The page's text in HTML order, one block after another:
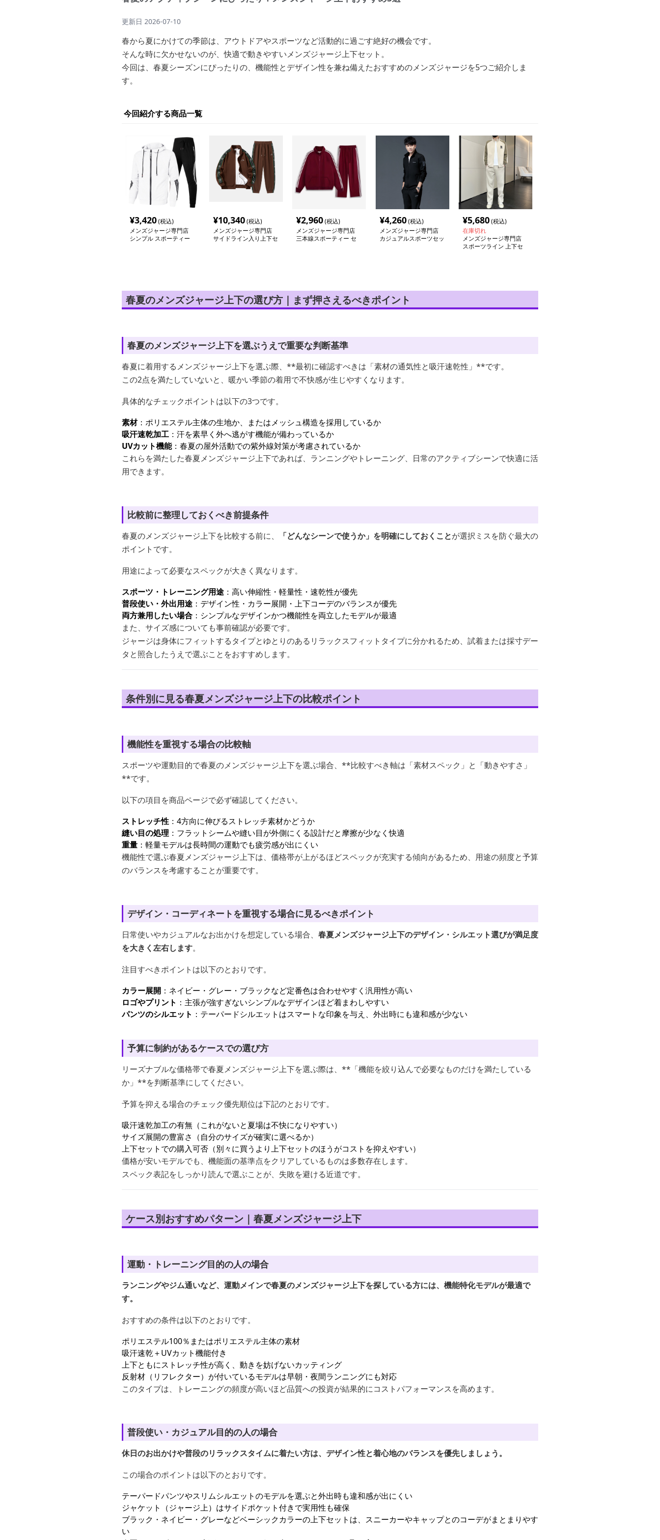
更新日 2026-07-10
春から夏にかけての季節は、アウトドアやスポーツなど活動的に過ごす絶好の機会です。
そんな時に欠かせないのが、快適で動きやすいメンズジャージ上下セット。
今回は、春夏シーズンにぴったりの、機能性とデザイン性を兼ね備えたおすすめのメンズジャージを5つご紹介しま
す。
今回紹介する商品一覧
¥3,420(税込)
メンズジャージ専門店
シンプル スポーティー
¥10,340(税込)
メンズジャージ専門店
サイドライン入り上下セ
¥2,960(税込)
メンズジャージ専門店
三本線スポーティー セ
¥4,260(税込)
メンズジャージ専門店
カジュアルスポーツセッ
¥5,680(税込)
在庫切れ
メンズジャージ専門店
スポーツライン 上下セ
春夏のメンズジャージ上下の選び方｜まず押さえるべきポイント
春夏のメンズジャージ上下を選ぶうえで重要な判断基準
春夏に着用するメンズジャージ上下を選ぶ際、**最初に確認すべきは「素材の通気性と吸汗速乾性」**です。
この2点を満たしていないと、暖かい季節の着用で不快感が生じやすくなります。
具体的なチェックポイントは以下の3つです。
素材：ポリエステル主体の生地か、またはメッシュ構造を採用しているか
吸汗速乾加工 ：汗を素早く外へ逃がす機能が備わっているか
UVカット機能：春夏の屋外活動での紫外線対策が考慮されているか
これらを満たした春夏メンズジャージ上下であれば、ランニングやトレーニング、日常のアクティブシーンで快適に活
用できます。
比較前に整理しておくべき前提条件
春夏のメンズジャージ上下を比較する前に、 「どんなシーンで使うか」を明確にしておくことが選択ミスを防ぐ最大の
ポイントです。
用途によって必要なスペックが大きく異なります。
スポーツ・トレーニング用途 ：高い伸縮性・軽量性・速乾性が優先
普段使い・外出用途 ：デザイン性・カラー展開・上下コーデのバランスが優先
両方兼用したい場合 ：シンプルなデザインかつ機能性を両立したモデルが最適
また、サイズ感についても事前確認が必要です。
ジャージは身体にフィットするタイプとゆとりのあるリラックスフィットタイプに分かれるため、試着または採寸デー
タと照合したうえで選ぶことをおすすめします。
条件別に見る春夏メンズジャージ上下の比較ポイント
機能性を重視する場合の比較軸
スポーツや運動目的で春夏のメンズジャージ上下を選ぶ場合、**比較すべき軸は「素材スペック」と「動きやすさ」
**です。
以下の項目を商品ページで必ず確認してください。
ストレッチ性 ：4方向に伸びるストレッチ素材かどうか
縫い目の処理 ：フラットシームや縫い目が外側にくる設計だと摩擦が少なく快適
重量 ：軽量モデルは長時間の運動でも疲労感が出にくい
機能性で選ぶ春夏メンズジャージ上下は、価格帯が上がるほどスペックが充実する傾向があるため、用途の頻度と予算
のバランスを考慮することが重要です。
デザイン・コーディネートを重視する場合に見るべきポイント
日常使いやカジュアルなお出かけを想定している場合、 春夏メンズジャージ上下のデザイン・シルエット選びが満足度
を大きく左右します。
注目すべきポイントは以下のとおりです。
カラー展開 ：ネイビー・グレー・ブラックなど定番色は合わせやすく汎用性が高い
ロゴやプリント ：主張が強すぎないシンプルなデザインほど着まわしやすい
パンツのシルエット ：テーパードシルエットはスマートな印象を与え、外出時にも違和感が少ない
予算に制約があるケースでの選び方
リーズナブルな価格帯で春夏メンズジャージ上下を選ぶ際は、**「機能を絞り込んで必要なものだけを満たしている
か」**を判断基準にしてください。
予算を抑える場合のチェック優先順位は下記のとおりです。
吸汗速乾加工の有無（これがないと夏場は不快になりやすい）
サイズ展開の豊富さ（自分のサイズが確実に選べるか）
上下セットでの購入可否（別々に買うより上下セットのほうがコストを抑えやすい）
価格が安いモデルでも、機能面の基準点をクリアしているものは多数存在します。
スペック表記をしっかり読んで選ぶことが、失敗を避ける近道です。
ケース別おすすめパターン｜春夏メンズジャージ上下
運動・トレーニング目的の人の場合
ランニングやジム通いなど、運動メインで春夏のメンズジャージ上下を探している方には、機能特化モデルが最適で
す。
おすすめの条件は以下のとおりです。
ポリエステル100％またはポリエステル主体の素材
吸汗速乾＋UVカット機能付き
上下ともにストレッチ性が高く、動きを妨げないカッティング
反射材（リフレクター）が付いているモデルは早朝・夜間ランニングにも対応
このタイプは、トレーニングの頻度が高いほど品質への投資が結果的にコストパフォーマンスを高めます。
普段使い・カジュアル目的の人の場合
休日のお出かけや普段のリラックスタイムに着たい方は、デザイン性と着心地のバランスを優先しましょう。
この場合のポイントは以下のとおりです。
テーパードパンツやスリムシルエットのモデルを選ぶと外出時も違和感が出にくい
ジャケット（ジャージ上）はサイドポケット付きで実用性も確保
ブラック・ネイビー・グレーなどベーシックカラーの上下セットは、スニーカーやキャップとのコーデがまとまりやす
い